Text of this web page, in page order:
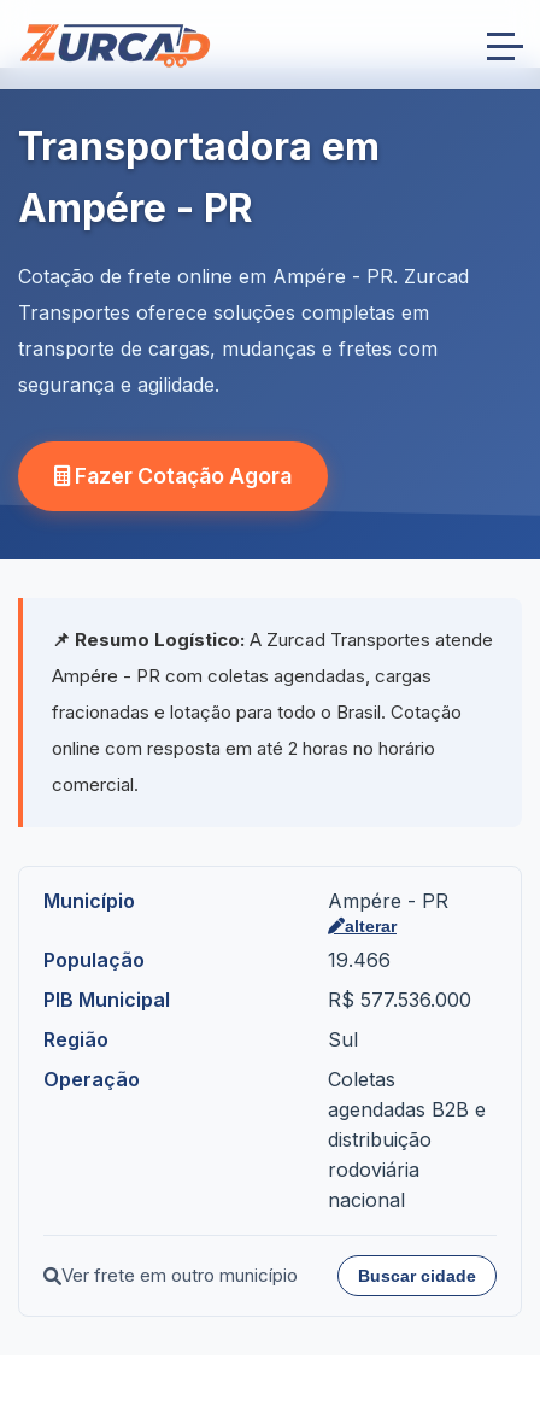
Transportadora em
Ampére - PR
Cotação de frete online em Ampére - PR. Zurcad
Transportes oferece soluções completas em
transporte de cargas, mudanças e fretes com
segurança e agilidade.
Fazer Cotação Agora
📌 Resumo Logístico: A Zurcad Transportes atende
Ampére - PR com coletas agendadas, cargas
fracionadas e lotação para todo o Brasil. Cotação
online com resposta em até 2 horas no horário
comercial.
Município Ampére - PR
alterar
População
19.466
PIB Municipal
R$ 577.536.000
Região
Sul
Operação
Coletas
agendadas B2B e
distribuição
rodoviária
nacional
Ver frete em outro município Buscar cidade